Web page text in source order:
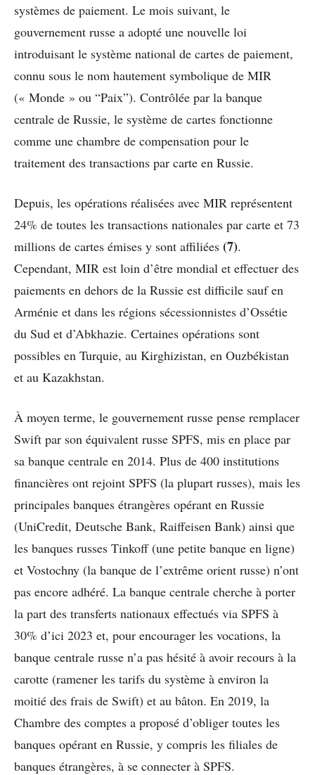
systèmes de paiement. Le mois suivant, le
gouvernement russe a adopté une nouvelle loi
introduisant le système national de cartes de paiement,
connu sous le nom hautement symbolique de MIR
(« Monde » ou “Paix”). Contrôlée par la banque
centrale de Russie, le système de cartes fonctionne
comme une chambre de compensation pour le
traitement des transactions par carte en Russie.
Depuis, les opérations réalisées avec MIR représentent
24% de toutes les transactions nationales par carte et 73
millions de cartes émises y sont affiliées (7).
Cependant, MIR est loin d’être mondial et effectuer des
paiements en dehors de la Russie est difficile sauf en
Arménie et dans les régions sécessionnistes d’Ossétie
du Sud et d’Abkhazie. Certaines opérations sont
possibles en Turquie, au Kirghizistan, en Ouzbékistan
et au Kazakhstan.
À moyen terme, le gouvernement russe pense remplacer
Swift par son équivalent russe SPFS, mis en place par
sa banque centrale en 2014. Plus de 400 institutions
financières ont rejoint SPFS (la plupart russes), mais les
principales banques étrangères opérant en Russie
(UniCredit, Deutsche Bank, Raiffeisen Bank) ainsi que
les banques russes Tinkoff (une petite banque en ligne)
et Vostochny (la banque de l’extrême orient russe) n’ont
pas encore adhéré. La banque centrale cherche à porter
la part des transferts nationaux effectués via SPFS à
30% d’ici 2023 et, pour encourager les vocations, la
banque centrale russe n’a pas hésité à avoir recours à la
carotte (ramener les tarifs du système à environ la
moitié des frais de Swift) et au bâton. En 2019, la
Chambre des comptes a proposé d’obliger toutes les
banques opérant en Russie, y compris les filiales de
banques étrangères, à se connecter à SPFS.